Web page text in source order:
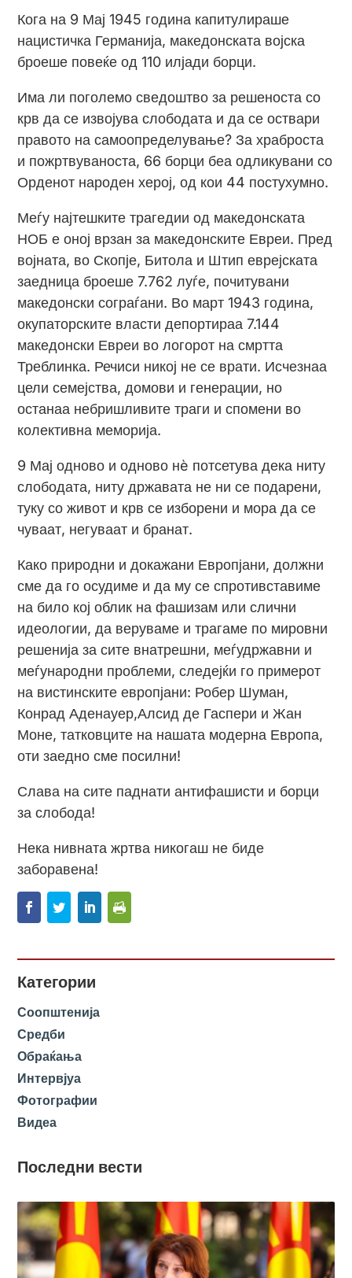
Кога на 9 Мај 1945 година капитулираше
нацистичка Германија, македонската војска
броеше повеќе од 110 илјади борци.
Има ли поголемо сведоштво за решеноста со
крв да се извојува слободата и да се оствари
правото на самоопределување? За храброста
и пожртвуваноста, 66 борци беа одликувани со
Орденот народен херој, од кои 44 постухумно.
Меѓу најтешките трагедии од македонската
НОБ е оној врзан за македонските Евреи. Пред
војната, во Скопје, Битола и Штип еврејската
заедница броеше 7.762 луѓе, почитувани
македонски сограѓани. Во март 1943 година,
окупаторските власти депортираа 7.144
македонски Евреи во логорот на смртта
Треблинка. Речиси никој не се врати. Исчезнаа
цели семејства, домови и генерации, но
останаа небришливите траги и спомени во
колективна меморија.
9 Мај одново и одново нè потсетува дека ниту
слободата, ниту државата не ни се подарени,
туку со живот и крв се изборени и мора да се
чуваат, негуваат и бранат.
Како природни и докажани Европјани, должни
сме да го осудиме и да му се спротивставиме
на било кој облик на фашизам или слични
идеологии, да веруваме и трагаме по мировни
решенија за сите внатрешни, меѓудржавни и
меѓународни проблеми, следејќи го примерот
на вистинските европјани: Робер Шуман,
Конрад Аденауер,Алсид де Гаспери и Жан
Моне, татковците на нашата модерна Европа,
оти заедно сме посилни!
Слава на сите паднати антифашисти и борци
за слобода!
Нека нивната жртва никогаш не биде
заборавена!
Категории
Соопштенија
Средби
Обраќања
Интервјуа
Фотографии
Видеа
Последни вести